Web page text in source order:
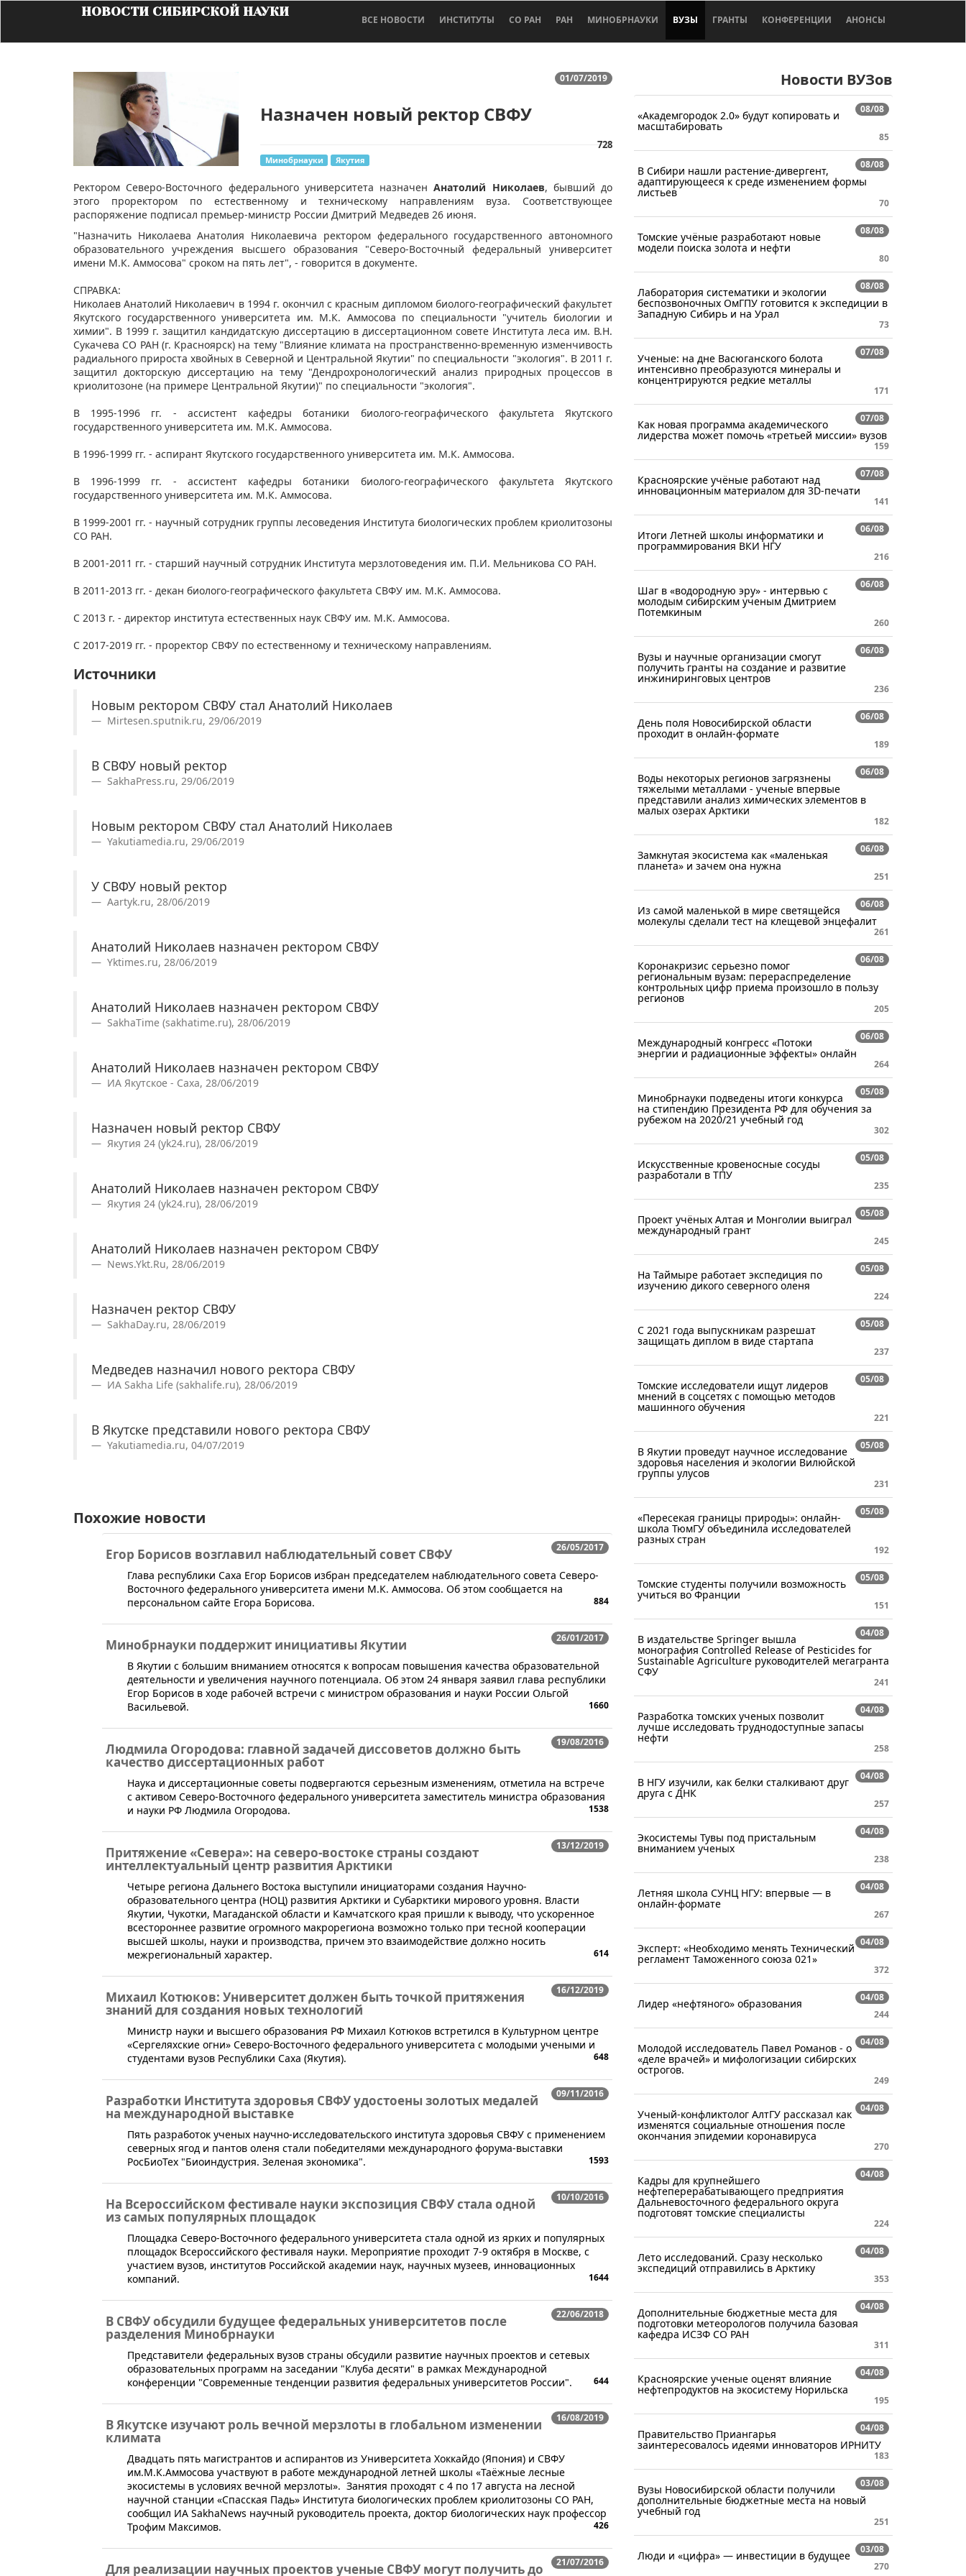
НОВОСТИ СИБИРСКОЙ НАУКИ
ВСЕ НОВОСТИ ИНСТИТУТЫ СО РАН РАН МИНОБРНАУКИ ВУЗЫ ГРАНТЫ КОНФЕРЕНЦИИ АНОНСЫ
01/07/2019
Назначен новый ректор СВФУ
728
Минобрнауки Якутия
​Ректором Северо-Восточного федерального университета назначенАнатолий Николаев, бывший до
этого проректором по естественному и техническому направлениям вуза. Соответствующее
распоряжение подписал премьер-министр России Дмитрий Медведев 26 июня.
"Назначить Николаева Анатолия Николаевича ректором федерального государственного автономного
образовательного учреждения высшего образования "Северо-Восточный федеральный университет
имени М.К. Аммосова" сроком на пять лет", - говорится в документе.
СПРАВКА:
Николаев Анатолий Николаевич в 1994 г. окончил с красным дипломом биолого-географический факультет
Якутского государственного университета им. М.К. Аммосова по специальности "учитель биологии и
химии". В 1999 г. защитил кандидатскую диссертацию в диссертационном совете Института леса им. В.Н.
Сукачева СО РАН (г. Красноярск) на тему "Влияние климата на пространственно-временную изменчивость
радиального прироста хвойных в Северной и Центральной Якутии" по специальности "экология". В 2011 г.
защитил докторскую диссертацию на тему "Дендрохронологический анализ природных процессов в
криолитозоне (на примере Центральной Якутии)" по специальности "экология".
В 1995-1996 гг. - ассистент кафедры ботаники биолого-географического факультета Якутского
государственного университета им. М.К. Аммосова.
В 1996-1999 гг. - аспирант Якутского государственного университета им. М.К. Аммосова.
В 1996-1999 гг. - ассистент кафедры ботаники биолого-географического факультета Якутского
государственного университета им. М.К. Аммосова.
В 1999-2001 гг. - научный сотрудник группы лесоведения Института биологических проблем криолитозоны
СО РАН.
В 2001-2011 гг. - старший научный сотрудник Института мерзлотоведения им. П.И. Мельникова СО РАН.
В 2011-2013 гг. - декан биолого-географического факультета СВФУ им. М.К. Аммосова.
С 2013 г. - директор института естественных наук СВФУ им. М.К. Аммосова.
С 2017-2019 гг. - проректор СВФУ по естественному и техническому направлениям.
Источники
Новым ректором СВФУ стал Анатолий Николаев
Mirtesen.sputnik.ru, 29/06/2019
В СВФУ новый ректор
SakhaPress.ru, 29/06/2019
Новым ректором СВФУ стал Анатолий Николаев
Yakutiamedia.ru, 29/06/2019
У СВФУ новый ректор
Aartyk.ru, 28/06/2019
Анатолий Николаев назначен ректором СВФУ
Yktimes.ru, 28/06/2019
Анатолий Николаев назначен ректором СВФУ
SakhaTime (sakhatime.ru), 28/06/2019
Анатолий Николаев назначен ректором СВФУ
ИА Якутское - Саха, 28/06/2019
Назначен новый ректор СВФУ
Якутия 24 (yk24.ru), 28/06/2019
Анатолий Николаев назначен ректором СВФУ
Якутия 24 (yk24.ru), 28/06/2019
Анатолий Николаев назначен ректором СВФУ
News.Ykt.Ru, 28/06/2019
Назначен ректор СВФУ
SakhaDay.ru, 28/06/2019
Медведев назначил нового ректора СВФУ
ИА Sakha Life (sakhalife.ru), 28/06/2019
В Якутске представили нового ректора СВФУ
Yakutiamedia.ru, 04/07/2019
Похожие новости
26/05/2017
Егор Борисов возглавил наблюдательный совет СВФУ
​Глава республики Саха Егор Борисов избран председателем наблюдательного совета Северо-
Восточного федерального университета имени М.К. Аммосова. Об этом сообщается на
персональном сайте Егора Борисова.
884
26/01/2017
Минобрнауки поддержит инициативы Якутии
В Якутии с большим вниманием относятся к вопросам повышения качества образовательной
деятельности и увеличения научного потенциала. Об этом 24 января заявил глава республики
Егор Борисов в ходе рабочей встречи с министром образования и науки России Ольгой
Васильевой.
1660
19/08/2016
Людмила Огородова: главной задачей диссоветов должно быть
качество диссертационных работ
​Наука и диссертационные советы подвергаются серьезным изменениям, отметила на встрече
с активом Северо-Восточного федерального университета заместитель министра образования
и науки РФ Людмила Огородова.
1538
13/12/2019
Притяжение «Севера»: на северо-востоке страны создают
интеллектуальный центр развития Арктики
Четыре региона Дальнего Востока выступили инициаторами создания Научно-
образовательного центра (НОЦ) развития Арктики и Субарктики мирового уровня. Власти
Якутии, Чукотки, Магаданской области и Камчатского края пришли к выводу, что ускоренное
всестороннее развитие огромного макрорегиона возможно только при тесной кооперации
высшей школы, науки и производства, причем это взаимодействие должно носить
межрегиональный характер.
614
16/12/2019
Михаил Котюков: Университет должен быть точкой притяжения
знаний для создания новых технологий
​Министр науки и высшего образования РФ Михаил Котюков встретился в Культурном центре
«Сергеляхские огни» Северо-Восточного федерального университета с молодыми учеными и
студентами вузов Республики Саха (Якутия).
648
09/11/2016
Разработки Института здоровья СВФУ удостоены золотых медалей
на международной выставке
​Пять разработок ученых научно-исследовательского института здоровья СВФУ с применением
северных ягод и пантов оленя стали победителями международного форума-выставки
РосБиоТех "Биоиндустрия. Зеленая экономика".
1593
10/10/2016
На Всероссийском фестивале науки экспозиция СВФУ стала одной
из самых популярных площадок
Площадка Северо-Восточного федерального университета стала одной из ярких и популярных
площадок Всероссийского фестиваля науки. Мероприятие проходит 7-9 октября в Москве, с
участием вузов, институтов Российской академии наук, научных музеев, инновационных
компаний.
1644
22/06/2018
В СВФУ обсудили будущее федеральных университетов после
разделения Минобрнауки
Представители федеральных вузов страны обсудили развитие научных проектов и сетевых
образовательных программ на заседании "Клуба десяти" в рамках Международной
конференции "Современные тенденции развития федеральных университетов России".
644
16/08/2019
В Якутске изучают роль вечной мерзлоты в глобальном изменении
климата
​Двадцать пять магистрантов и аспирантов из Университета Хоккайдо (Япония) и СВФУ
им.М.К.Аммосова участвуют в работе международной летней школы «Таёжные лесные
экосистемы в условиях вечной мерзлоты». Занятия проходят с 4 по 17 августа на лесной
научной станции «Спасская Падь» Института биологических проблем криолитозоны СО РАН,
сообщил ИА SakhaNews научный руководитель проекта, доктор биологических наук профессор
Трофим Максимов.
426
21/07/2016
Для реализации научных проектов ученые СВФУ могут получить до
Новости ВУЗов
08/08
«Академгородок 2.0» будут копировать и
масштабировать
85
08/08
В Сибири нашли растение-дивергент,
адаптирующееся к среде изменением формы
листьев
70
08/08
Томские учёные разработают новые
модели поиска золота и нефти
80
08/08
Лаборатория систематики и экологии
беспозвоночных ОмГПУ готовится к экспедиции в
Западную Сибирь и на Урал
73
07/08
Ученые: на дне Васюганского болота
интенсивно преобразуются минералы и
концентрируются редкие металлы
171
07/08
Как новая программа академического
лидерства может помочь «третьей миссии» вузов
159
07/08
Красноярские учёные работают над
инновационным материалом для 3D-печати
141
06/08
Итоги Летней школы информатики и
программирования ВКИ НГУ
216
06/08
Шаг в «водородную эру» - интервью с
молодым сибирским ученым Дмитрием
Потемкиным
260
06/08
Вузы и научные организации смогут
получить гранты на создание и развитие
инжиниринговых центров
236
06/08
День поля Новосибирской области
проходит в онлайн-формате
189
06/08
Воды некоторых регионов загрязнены
тяжелыми металлами - ученые впервые
представили анализ химических элементов в
малых озерах Арктики
182
06/08
Замкнутая экосистема как «маленькая
планета» и зачем она нужна
251
06/08
Из самой маленькой в мире светящейся
молекулы сделали тест на клещевой энцефалит
261
06/08
Коронакризис серьезно помог
региональным вузам: перераспределение
контрольных цифр приема произошло в пользу
регионов
205
06/08
Международный конгресс «Потоки
энергии и радиационные эффекты» онлайн
264
05/08
Минобрнауки подведены итоги конкурса
на стипендию Президента РФ для обучения за
рубежом на 2020/21 учебный год
302
05/08
Искусственные кровеносные сосуды
разработали в ТПУ
235
05/08
Проект учёных Алтая и Монголии выиграл
международный грант
245
05/08
На Таймыре работает экспедиция по
изучению дикого северного оленя
224
05/08
С 2021 года выпускникам разрешат
защищать диплом в виде стартапа
237
05/08
Томские исследователи ищут лидеров
мнений в соцсетях с помощью методов
машинного обучения
221
05/08
В Якутии проведут научное исследование
здоровья населения и экологии Вилюйской
группы улусов
231
05/08
«Пересекая границы природы»: онлайн-
школа ТюмГУ объединила исследователей
разных стран
192
05/08
Томские студенты получили возможность
учиться во Франции
151
04/08
В издательстве Springer вышла
монография Controlled Release of Pesticides for
Sustainable Agriculture руководителей мегагранта
СФУ
241
04/08
Разработка томских ученых позволит
лучше исследовать труднодоступные запасы
нефти
258
04/08
В НГУ изучили, как белки сталкивают друг
друга с ДНК
257
04/08
Экосистемы Тувы под пристальным
вниманием ученых
238
04/08
Летняя школа СУНЦ НГУ: впервые — в
онлайн-формате
267
04/08
Эксперт: «Необходимо менять Технический
регламент Таможенного союза 021»
372
04/08
Лидер «нефтяного» образования
244
04/08
Молодой исследователь Павел Романов - о
«деле врачей» и мифологизации сибирских
острогов.
249
04/08
Ученый-конфликтолог АлтГУ рассказал как
изменятся социальные отношения после
окончания эпидемии коронавируса
270
04/08
Кадры для крупнейшего
нефтеперерабатывающего предприятия
Дальневосточного федерального округа
подготовят томские специалисты
224
04/08
Лето исследований. Сразу несколько
экспедиций отправились в Арктику
353
04/08
Дополнительные бюджетные места для
подготовки метеорологов получила базовая
кафедра ИСЗФ СО РАН
311
04/08
Красноярские ученые оценят влияние
нефтепродуктов на экосистему Норильска
195
04/08
Правительство Приангарья
заинтересовалось идеями инноваторов ИРНИТУ
183
03/08
Вузы Новосибирской области получили
дополнительные бюджетные места на новый
учебный год
251
03/08
Люди и «цифра» — инвестиции в будущее
270